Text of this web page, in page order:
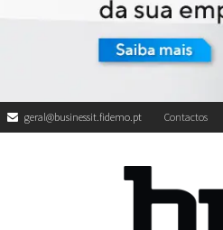
geral@businessit.fidemo.pt Contactos